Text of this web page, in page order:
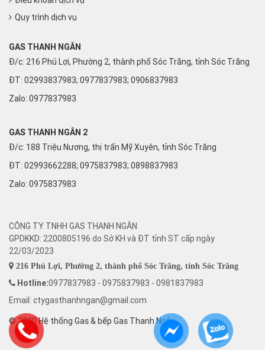
Quy trình dịch vụ
GAS THANH NGÂN
Đ/c: 216 Phú Lợi, Phường 2, thành phố Sóc Trăng, tỉnh Sóc Trăng
ĐT: 02993837983; 0977837983; 0906837983
Zalo: 0977837983
GAS THANH NGÂN 2
Đ/c: 188 Triệu Nương, thị trấn Mỹ Xuyên, tỉnh Sóc Trăng
ĐT: 02993662288; 0975837983; 0898837983
Zalo: 0975837983
CÔNG TY TNHH GAS THANH NGÂN
GPDKKD: 2200805196 do Sở KH và ĐT tỉnh ST cấp ngày
22/03/2023
216 Phú Lợi, Phường 2, thành phố Sóc Trăng, tỉnh Sóc Trăng
Hotline:0977837983 - 0975837983 - 0981837983
Email: ctygasthanhngan@gmail.com
© 2020 Hệ thống Gas & bếp Gas Thanh Ngân